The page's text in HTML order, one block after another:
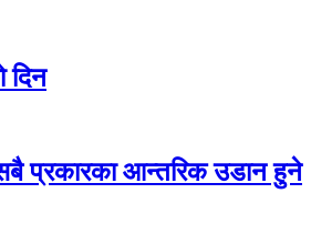
प्रकारका आन्तरिक उडान हुने